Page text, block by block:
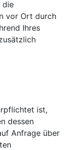
die
vor Ort durch
Ihres
ist,
dessen
Anfrage über